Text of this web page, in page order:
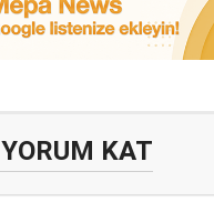
YORUM KAT